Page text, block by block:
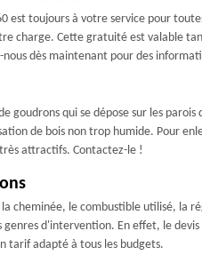
est toujours à votre service pour
charge. Cette gratuité est valable
dès maintenant pour des
goudrons qui se dépose sur les
de bois non trop humide. Pour
attractifs. Contactez-le !
cheminée, le combustible utilisé, la
d'intervention. En effet, le
tarif adapté à tous les budgets.